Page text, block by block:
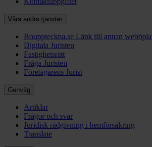
Våra andra tjänster
Bouppteckna.se Länk till annan
Digitala Juristen
Fastighetsrätt
Fråga Juristen
Företagarens Jurist
Genväg
Artiklar
Frågor och svar
Juridisk rådgivning i hemförsäkring
Translate